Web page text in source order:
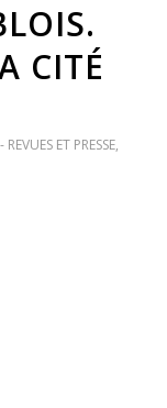
CITÉ
ET PRESSE,